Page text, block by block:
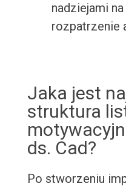
nadziejami
rozpatrzenie
Jaka jest
struktura
ds. Cad?
Po stworzeniu